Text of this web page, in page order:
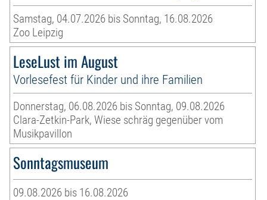
Samstag, 04.07.2026 bis Sonntag, 16.08.2026
Zoo Leipzig
LeseLust im August
Vorlesefest für Kinder und ihre Familien
Donnerstag, 06.08.2026 bis Sonntag, 09.08.2026
Clara-Zetkin-Park, Wiese schräg gegenüber vom
Musikpavillon
Sonntagsmuseum
09.08.2026 bis 16.08.2026